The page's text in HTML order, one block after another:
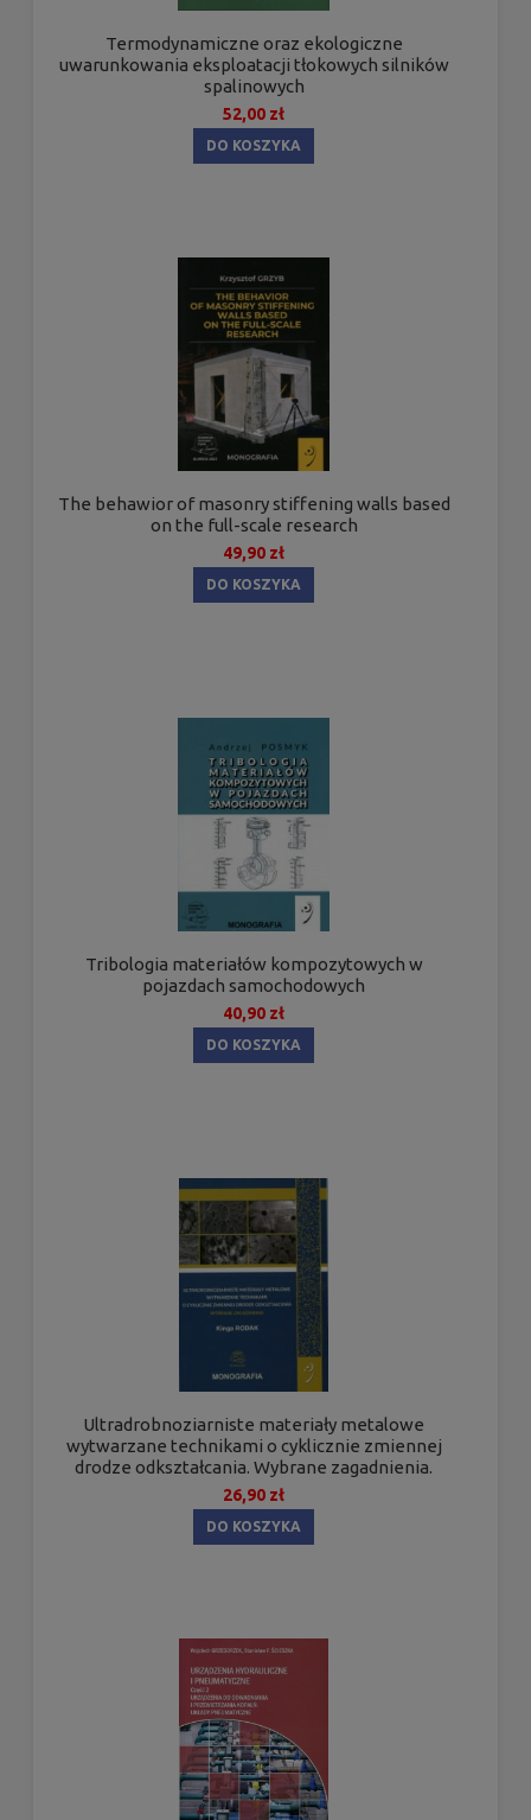
Termodynamiczne oraz ekologiczne
uwarunkowania eksploatacji tłokowych silników
spalinowych
52,00 zł
DO KOSZYKA
The behawior of masonry stiffening walls based
on the full-scale research
49,90 zł
DO KOSZYKA
Tribologia materiałów kompozytowych w
pojazdach samochodowych
40,90 zł
DO KOSZYKA
Ultradrobnoziarniste materiały metalowe
wytwarzane technikami o cyklicznie zmiennej
drodze odkształcania. Wybrane zagadnienia.
26,90 zł
DO KOSZYKA